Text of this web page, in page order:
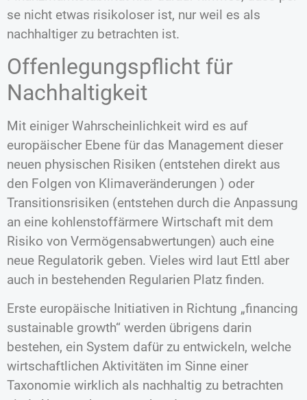
se nicht etwas risikoloser ist, nur weil es als
nachhaltiger zu betrachten ist.
Offenlegungspflicht für
Nachhaltigkeit
Mit einiger Wahrscheinlichkeit wird es auf
europäischer Ebene für das Management dieser
neuen physischen Risiken (entstehen direkt aus
den Folgen von Klimaveränderungen ) oder
Transitionsrisiken (entstehen durch die Anpassung
an eine kohlenstoffärmere Wirtschaft mit dem
Risiko von Vermögensabwertungen) auch eine
neue Regulatorik geben. Vieles wird laut Ettl aber
auch in bestehenden Regularien Platz finden.
Erste europäische Initiativen in Richtung „financing
sustainable growth“ werden übrigens darin
bestehen, ein System dafür zu entwickeln, welche
wirtschaftlichen Aktivitäten im Sinne einer
Taxonomie wirklich als nachhaltig zu betrachten